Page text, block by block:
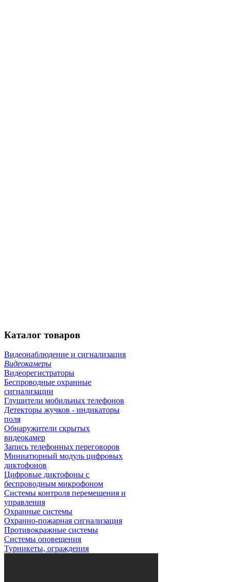
Каталог товаров
Видеонаблюдение и сигнализация
Видеокамеры
Видеорегистраторы
Беспроводные охранные
сигнализации
Глушители мобильных телефонов
Детекторы жучков - индикаторы
поля
Обнаружители скрытых
видеокамер
Запись телефонных переговоров
Миниатюрный модуль цифровых
диктофонов
Цифровые диктофоны с
беспроводным микрофоном
Системы контроля перемещения и
управления
Охранные системы
Охранно-пожарная сигнализация
Противокражные системы
Системы оповещения
Турникеты, ограждения